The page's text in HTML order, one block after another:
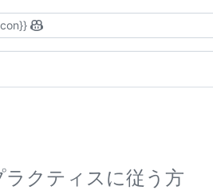
ラクティスに従う方